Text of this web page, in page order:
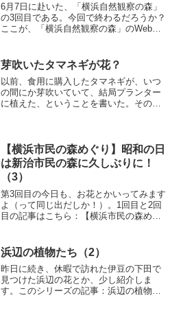
6月7日に赴いた、「横浜自然観察の森」
の3回目である。今回で終わるだろうか？
ここが、「横浜自然観察の森」のWebサ
すごく大きな画像なので注意）。横浜自
然観察の森撮影：...
芽吹いたタマネギが花？
以前、食用に購入したタマネギが、いつ
の間にか芽吹いていて、結局プランター
に植えた、ということを書いた。そのタ
【横浜市民の森めぐり】昭和の日
は新治市民の森に久しぶりに！
（3）
第3回目の今日も、お花とかいってみます
よ（って同じ出だしか！）。1回目と2回
目の記事はこちら：【横浜市民の森めぐ
日は新治市民の森に久しぶりに！（2）田
んぼと、オープン...
浜辺の植物たち（2）
昨日に続き、休暇で訪れた伊豆の下田で
見つけた浜辺の花とか、少し紹介しま
す。このシリーズの記事：浜辺の植物た